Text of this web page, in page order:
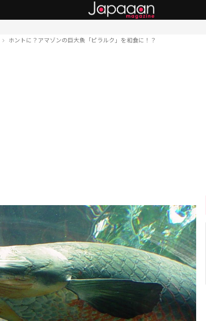
ホントに？アマゾンの巨大魚「ピラルク」を和食に！？